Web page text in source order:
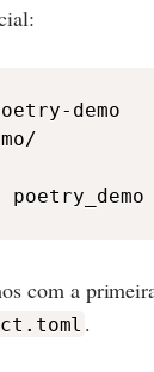
demo
com a
.